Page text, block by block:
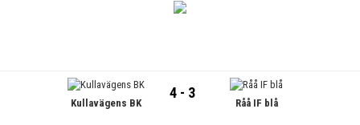
Kullavägens BK
4 - 3
Råå IF blå